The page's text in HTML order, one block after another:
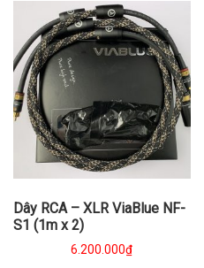
Dây RCA – XLR ViaBlue NF-
S1 (1m x 2)
6.200.000₫